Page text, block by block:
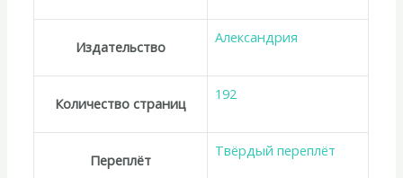
Издательство
Александрия
Количество страниц
192
Переплёт
Твёрдый переплёт